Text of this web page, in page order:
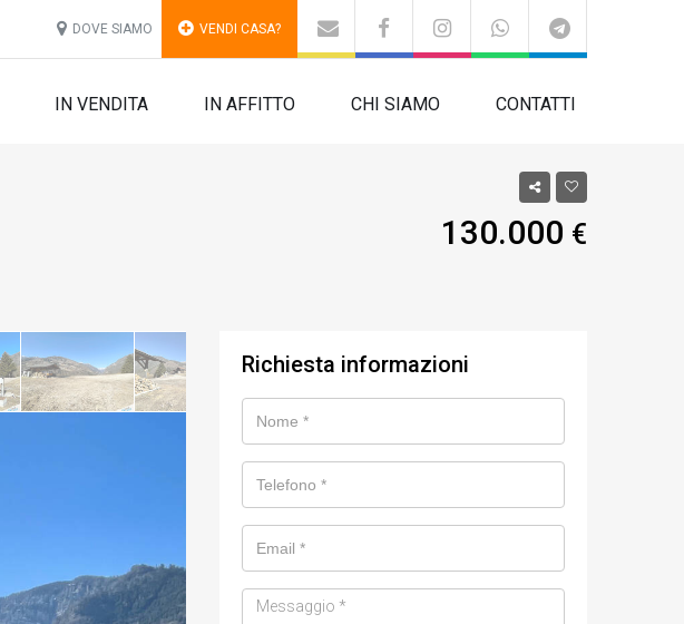
DOVE SIAMO VENDI CASA?
IN VENDITA IN AFFITTO CHI SIAMO CONTATTI
130.000 €
Richiesta informazioni
Messaggio